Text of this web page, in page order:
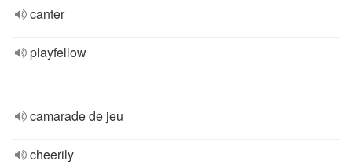
canter
playfellow
camarade de jeu
cheerily